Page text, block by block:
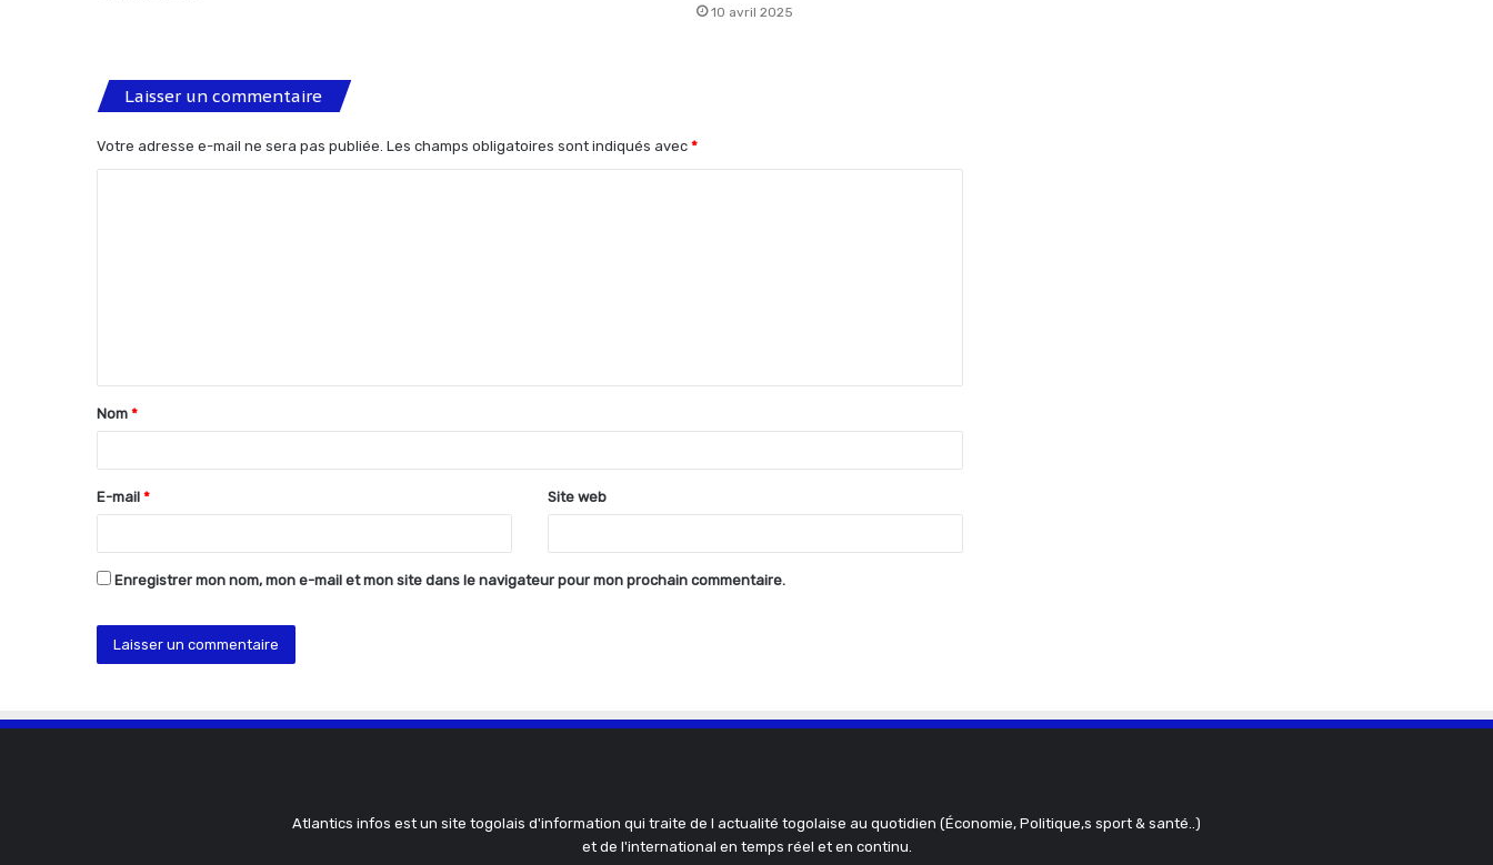
10 avril 2025
Laisser un commentaire
Votre adresse e-mail ne sera pas publiée. Les champs obligatoires sont indiqués avec *
t
a
e
*
Nom *
E-mail * Site web
Enregistrer mon nom, mon e-mail et mon site dans le navigateur pour mon prochain commentaire.
Atlantics infos est un site togolais d'information qui traite de l actualité togolaise au quotidien (Économie, Politique,s sport & santé..)
et de l'international en temps réel et en continu.